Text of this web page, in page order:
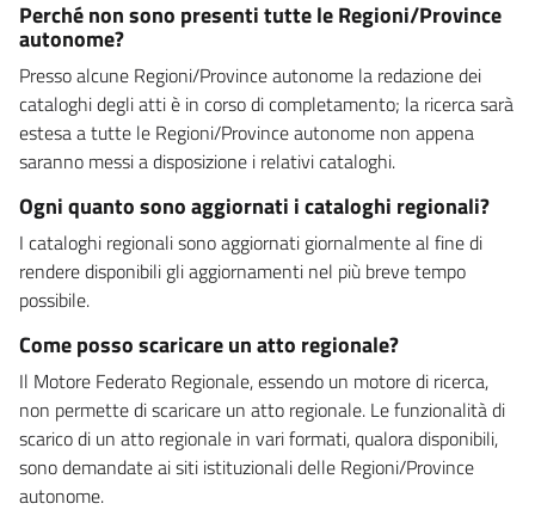
Perché non sono presenti tutte le Regioni/Province
autonome?
Presso alcune Regioni/Province autonome la redazione dei
cataloghi degli atti è in corso di completamento; la ricerca sarà
estesa a tutte le Regioni/Province autonome non appena
saranno messi a disposizione i relativi cataloghi.
Ogni quanto sono aggiornati i cataloghi regionali?
I cataloghi regionali sono aggiornati giornalmente al fine di
rendere disponibili gli aggiornamenti nel più breve tempo
possibile.
Come posso scaricare un atto regionale?
Il Motore Federato Regionale, essendo un motore di ricerca,
non permette di scaricare un atto regionale. Le funzionalità di
scarico di un atto regionale in vari formati, qualora disponibili,
sono demandate ai siti istituzionali delle Regioni/Province
autonome.